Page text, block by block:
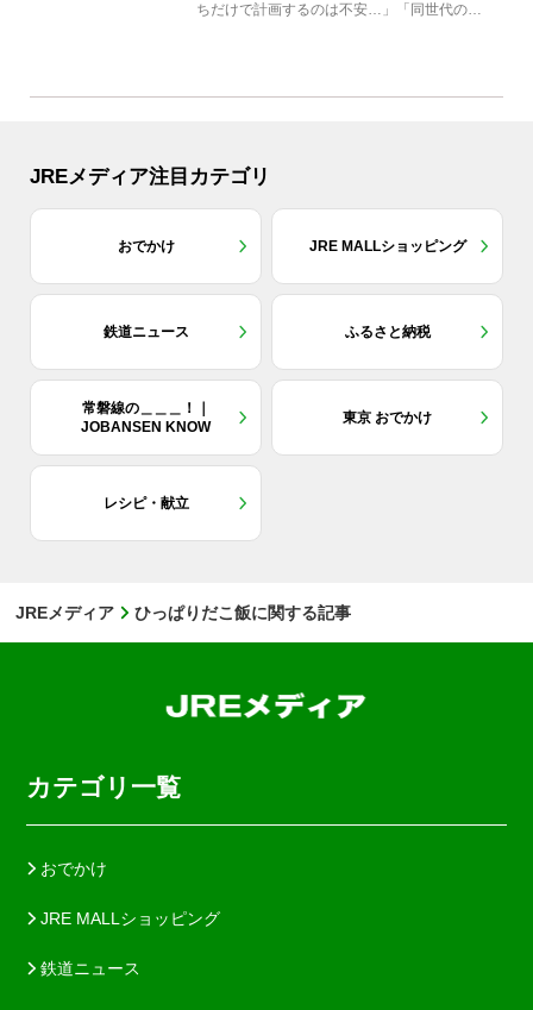
ちだけで計画するのは不安…」「同世代の方
JREメディア注目カテゴリ
おでかけ JRE MALLショッピング
鉄道ニュース ふるさと納税
常磐線の＿＿＿！｜
JOBANSEN KNOW
東京 おでかけ
レシピ・献立
JREメディア ひっぱりだこ飯に関する記事
カテゴリ一覧
おでかけ
JRE MALLショッピング
鉄道ニュース